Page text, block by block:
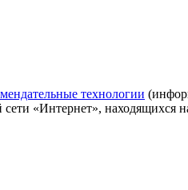
технологии
«Интернет», находящихся